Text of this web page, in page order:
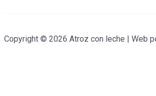
Copyright © 2026 Atroz con leche | Web